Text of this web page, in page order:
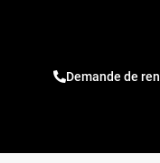
Demande de